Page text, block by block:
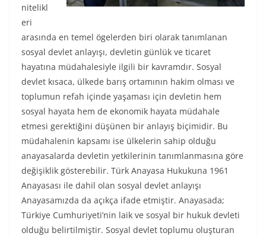
nitelikl
eri
arasında en temel ögelerden biri olarak tanımlanan
sosyal devlet anlayışı, devletin günlük ve ticaret
hayatına müdahalesiyle ilgili bir kavramdır. Sosyal
devlet kısaca, ülkede barış ortamının hakim olması ve
toplumun refah içinde yaşaması için devletin hem
sosyal hayata hem de ekonomik hayata müdahale
etmesi gerektiğini düşünen bir anlayış biçimidir. Bu
müdahalenin kapsamı ise ülkelerin sahip olduğu
anayasalarda devletin yetkilerinin tanımlanmasına göre
değişiklik gösterebilir. Türk Anayasa Hukukuna 1961
Anayasası ile dahil olan sosyal devlet anlayışı
Anayasamızda da açıkça ifade etmiştir. Anayasada;
Türkiye Cumhuriyeti’nin laik ve sosyal bir hukuk devleti
olduğu belirtilmiştir. Sosyal devlet toplumu oluşturan